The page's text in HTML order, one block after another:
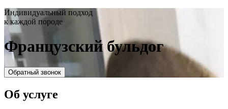
Индивидуальный подход
к каждой породе
Французский бульдог
Обратный звонок
Об услуге